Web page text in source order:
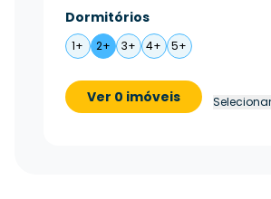
Dormitórios
1+ 2+ 3+ 4+ 5+
Ver 0 imóveis